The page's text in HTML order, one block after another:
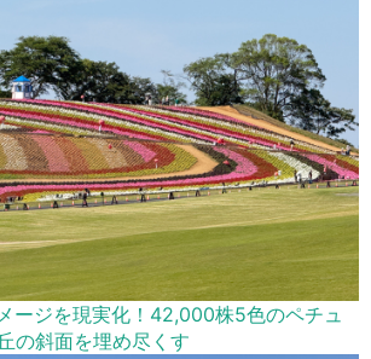
ージを現実化！42,000株5色のペチュ
の斜面を埋め尽くす